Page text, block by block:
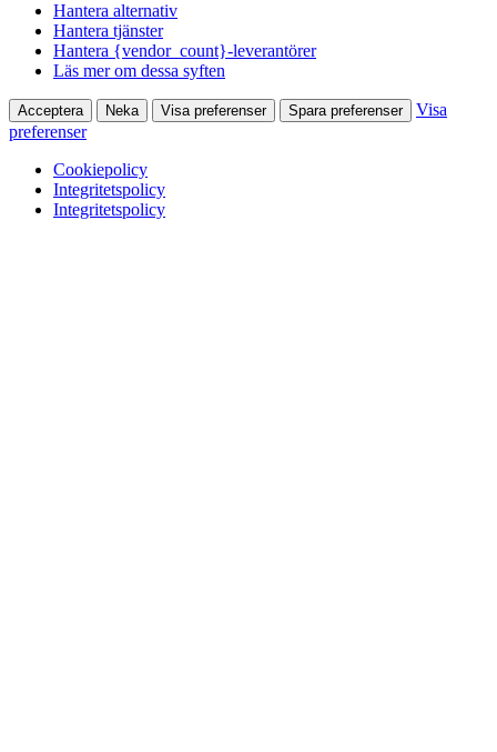
Hantera alternativ
Hantera tjänster
Hantera {vendor_count}-leverantörer
Läs mer om dessa syften
Acceptera Neka Visa preferenser Spara preferenser
Visa
preferenser
Cookiepolicy
Integritetspolicy
Integritetspolicy